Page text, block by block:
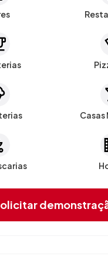
Casas